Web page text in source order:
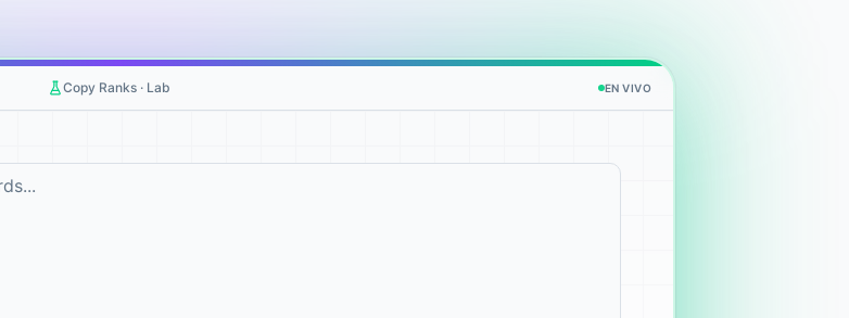
Copy Ranks · Lab EN VIVO